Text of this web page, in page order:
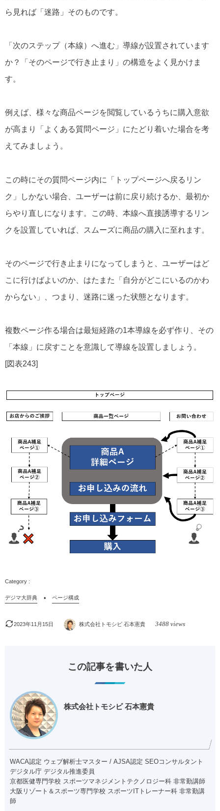
ら見れば「迷路」そのものです。
「次のステップ（本線）へ進む」導線が設置されています
か？「そのページで行き止まり」の構造をよく見かけま
す。
例えば、様々な商品ページを閲覧しているうちに購入意欲
が高まり「よくある質問ページ」にたどり着いた場合を考
えてみましょう。
この時にその質問ページ内に「トップページへ戻るリン
ク」しかない場合、ユーザーは前に戻り続けるか、最初か
らやり直しになります。この時、本線へ直接誘導するリン
クを設置していれば、スムーズに商品の購入に至れます。
そのページで行き止まりになってしまうと、ユーザーはど
こに行けばよいのか、はたまた「自分がどこにいるのかわ
からない」、つまり、迷路に迷った状態となります。
複数ページ作る場合は最短経路の1本導線を必ず作り、その
「本線」に戻すことを意識して導線を設置しましょう。
[図表243]
デジマ大辞典 ページ構成
2023年11月15日 株式会社トモシビ 石本憲貴 3488 views
この記事を書いた人
株式会社トモシビ 石本憲貴
WACA認定 ウェブ解析士マスター / AJSA認定 SEOコンサルタント
デジタル庁 デジタル推進委員
京都医健専門学校 スポーツマネジメントテクノロジー科 非常勤講師
大阪リゾート＆スポーツ専門学校 スポーツITトレーナー科 非常勤講
師